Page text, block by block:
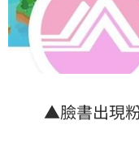
▲臉書出現粉